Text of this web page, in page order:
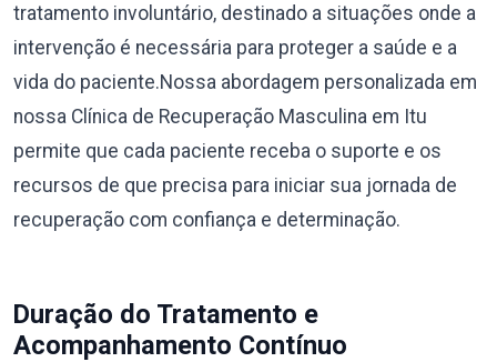
tratamento involuntário, destinado a situações onde a
intervenção é necessária para proteger a saúde e a
vida do paciente.Nossa abordagem personalizada em
nossa Clínica de Recuperação Masculina em Itu
permite que cada paciente receba o suporte e os
recursos de que precisa para iniciar sua jornada de
recuperação com confiança e determinação.
Duração do Tratamento e
Acompanhamento Contínuo